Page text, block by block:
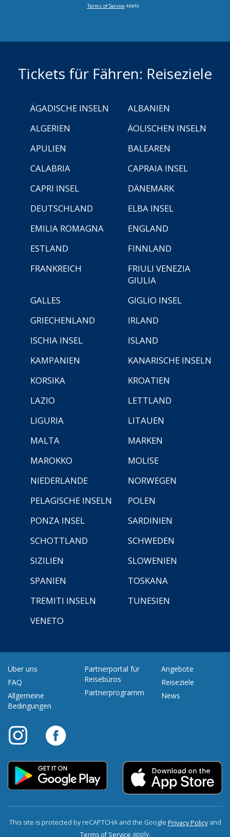
Terms of Serviceapply.
Tickets für Fähren: Reiseziele
ÄGADISCHE INSELN
ALBANIEN
ALGERIEN
ÄOLISCHEN INSELN
APULIEN
BALEAREN
CALABRIA
CAPRAIA INSEL
CAPRI INSEL
DÄNEMARK
DEUTSCHLAND
ELBA INSEL
EMILIA ROMAGNA
ENGLAND
ESTLAND
FINNLAND
FRANKREICH
FRIULI VENEZIA
GIULIA
GALLES
GIGLIO INSEL
GRIECHENLAND
IRLAND
ISCHIA INSEL
ISLAND
KAMPANIEN
KANARISCHE INSELN
KORSIKA
KROATIEN
LAZIO
LETTLAND
LIGURIA
LITAUEN
MALTA
MARKEN
MAROKKO
MOLISE
NIEDERLANDE
NORWEGEN
PELAGISCHE INSELN
POLEN
PONZA INSEL
SARDINIEN
SCHOTTLAND
SCHWEDEN
SIZILIEN
SLOWENIEN
SPANIEN
TOSKANA
TREMITI INSELN
TUNESIEN
VENETO
Über uns
FAQ
Allgemeine
Bedingungen
Partnerportal für
Reisebüros
Partnerprogramm
Angebote
Reiseziele
News
This site is protected by reCAPTCHA and the Google Privacy Policyand
Terms of Service apply.